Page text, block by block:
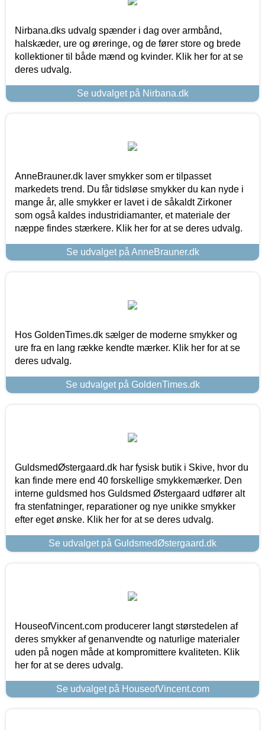
Nirbana.dks udvalg spænder i dag over armbånd,
halskæder, ure og øreringe, og de fører store og brede
kollektioner til både mænd og kvinder. Klik her for at se
deres udvalg.
Se udvalget på Nirbana.dk
AnneBrauner.dk laver smykker som er tilpasset
markedets trend. Du får tidsløse smykker du kan nyde i
mange år, alle smykker er lavet i de såkaldt Zirkoner
som også kaldes industridiamanter, et materiale der
næppe findes stærkere. Klik her for at se deres udvalg.
Se udvalget på AnneBrauner.dk
Hos GoldenTimes.dk sælger de moderne smykker og
ure fra en lang række kendte mærker. Klik her for at se
deres udvalg.
Se udvalget på GoldenTimes.dk
GuldsmedØstergaard.dk har fysisk butik i Skive, hvor du
kan finde mere end 40 forskellige smykkemærker. Den
interne guldsmed hos Guldsmed Østergaard udfører alt
fra stenfatninger, reparationer og nye unikke smykker
efter eget ønske. Klik her for at se deres udvalg.
Se udvalget på GuldsmedØstergaard.dk
HouseofVincent.com producerer langt størstedelen af
deres smykker af genanvendte og naturlige materialer
uden på nogen måde at kompromittere kvaliteten. Klik
her for at se deres udvalg.
Se udvalget på HouseofVincent.com